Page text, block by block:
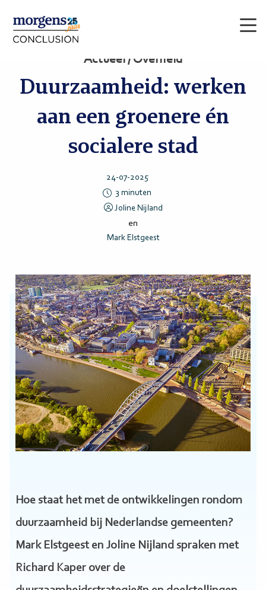
Actueel / Overheid
Duurzaamheid: werken
aan een groenere én
socialere stad
24-07-2025
3 minuten
Joline Nijland
en
Mark Elstgeest
Hoe staat het met de ontwikkelingen rondom
duurzaamheid bij Nederlandse gemeenten?
Mark Elstgeest en Joline Nijland spraken met
Richard Kaper over de